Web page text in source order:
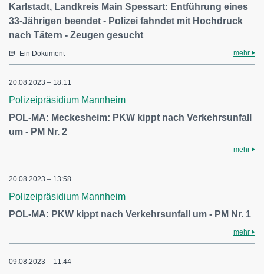
Karlstadt, Landkreis Main Spessart: Entführung eines
33-Jährigen beendet - Polizei fahndet mit Hochdruck
nach Tätern - Zeugen gesucht
Ein Dokument mehr
20.08.2023 – 18:11
Polizeipräsidium Mannheim
POL-MA: Meckesheim: PKW kippt nach Verkehrsunfall
um - PM Nr. 2
mehr
20.08.2023 – 13:58
Polizeipräsidium Mannheim
POL-MA: PKW kippt nach Verkehrsunfall um - PM Nr. 1
mehr
09.08.2023 – 11:44